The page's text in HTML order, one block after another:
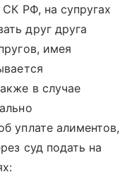
РФ, на супругах
друг друга
имея
в случае
уплате алиментов,
суд подать на